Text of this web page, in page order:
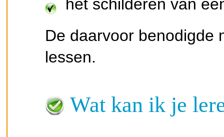
het schilderen van
De daarvoor benodigde
lessen.
Wat kan ik je